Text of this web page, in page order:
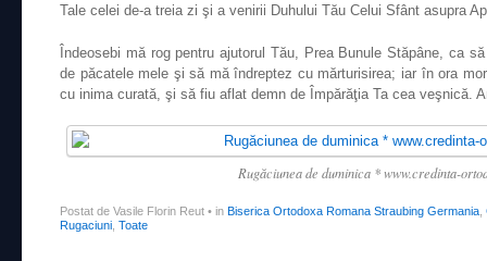
Tale celei de-a treia zi şi a venirii Duhului Tău Celui Sfânt asupra
Îndeosebi mă rog pentru ajutorul Tău, Prea Bunule Stăpâne, ca
de păcatele mele şi să mă îndreptez cu mărturisirea; iar în ora
cu inima curată, şi să fiu aflat demn de Împărăţia Ta cea veşnică.
Rugăciunea de duminica * www.credinta-
Postat de Vasile Florin Reut • in Biserica Ortodoxa Romana Straubing Germania
Rugaciuni Toate